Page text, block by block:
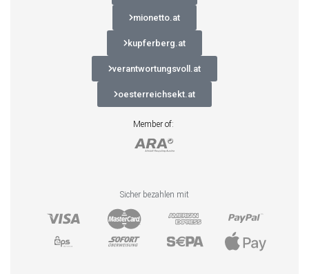
mionetto.at
kupferberg.at
verantwortungsvoll.at
oesterreichsekt.at
Member of:
Sicher bezahlen mit